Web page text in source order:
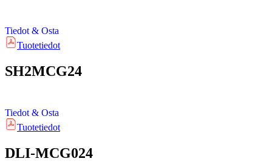
Tiedot & Osta
Tuotetiedot
SH2MCG24
Tiedot & Osta
Tuotetiedot
DLI-MCG024